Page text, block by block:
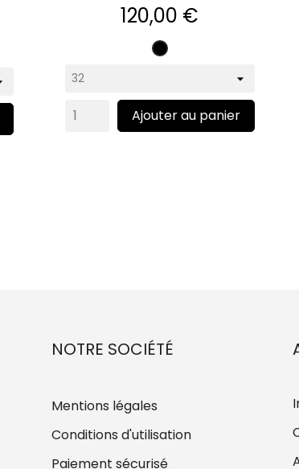
Prix
120,00 €
Noir
Ajouter au panier
NOTRE SOCIÉTÉ
Mentions légales
Conditions d'utilisation
Paiement sécurisé